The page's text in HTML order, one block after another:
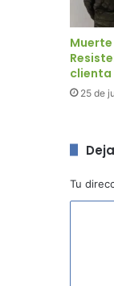
clienta
25 de
Tu